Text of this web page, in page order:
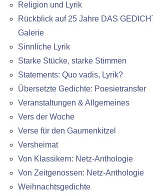
Religion und Lyrik
Rückblick auf 25 Jahre DAS
Galerie
Sinnliche Lyrik
Starke Stücke, starke Stimmen
Statements: Quo vadis, Lyrik?
Übersetzte Gedichte: Poesietransfer
Veranstaltungen & Allgemeines
Vers der Woche
Verse für den Gaumenkitzel
Versheimat
Von Klassikern: Netz-Anthologie
Von Zeitgenossen: Netz-Anthologie
Weihnachtsgedichte